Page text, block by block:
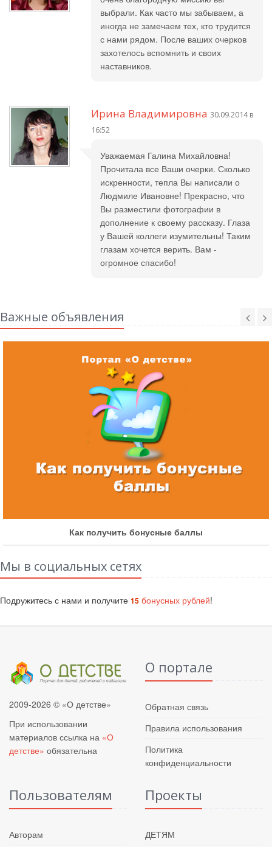
выбрали. Как часто мы забываем, а
иногда не замечаем тех, кто трудится
с нами рядом. После ваших очерков
захотелось вспомнить и своих
наставников.
Ирина Владимировна 30.09.2014 в
16:52
Уважаемая Галина Михайловна!
Прочитала все Ваши очерки. Сколько
искренности, тепла Вы написали о
Людмиле Ивановне! Прекрасно, что
Вы разместили фотографии в
дополнение к своему рассказу. Глаза
у Вашей коллеги изумительны! Таким
глазам хочется верить. Вам -
огромное спасибо!
Важные объявления
Как получить бонусные баллы
Мы в социальных сетях
Подружитесь с нами и получите 15 бонусных рублей!
2009-2026 © «О детстве»
При использовании
материалов ссылка на «О
детстве» обязательна
О портале
Обратная связь
Правила использования
Политика
конфиденциальности
Пользователям
Авторам
Проекты
ДЕТЯМ